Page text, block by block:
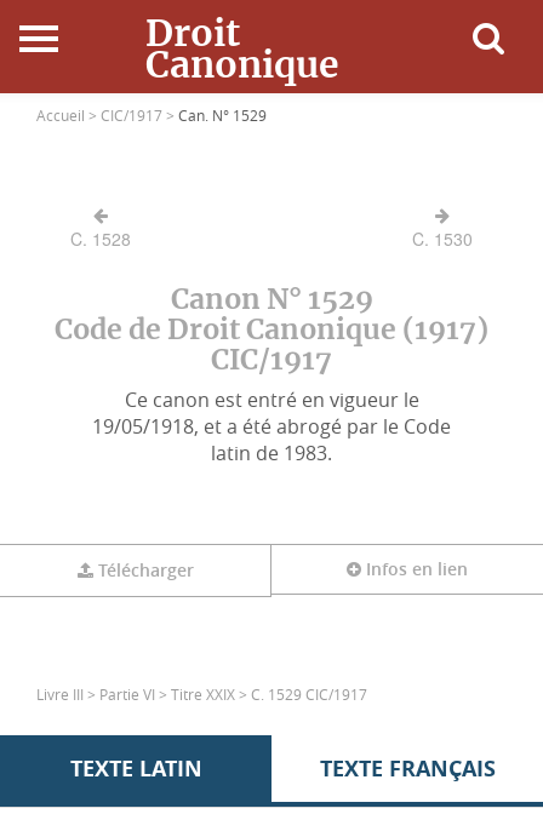
Droit
Canonique
Accueil
Ressources
Accueil > CIC/1917 > Can. N° 1529
C. 1528 C. 1530
Canon N° 1529
Code de Droit Canonique (1917)
CIC/1917
Ce canon est entré en vigueur le
19/05/1918, et a été abrogé par le Code
latin de 1983.
Télécharger Infos en lien
Livre III > Partie VI > Titre XXIX > C. 1529 CIC/1917
TEXTE LATIN TEXTE FRANÇAIS